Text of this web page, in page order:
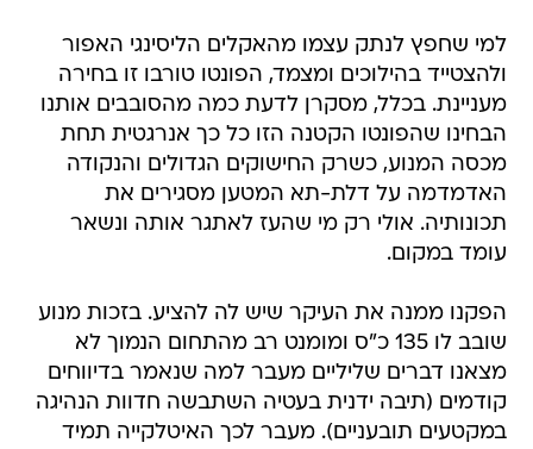
למי שחפץ לנתק עצמו מהאקלים הליסינגי האפור
ולהצטייד בהילוכים ומצמד, הפונטו טורבו זו בחירה
מעניינת. בכלל, מסקרן לדעת כמה מהסובבים אותנו
הבחינו שהפונטו הקטנה הזו כל כך אנרגטית תחת
מכסה המנוע, כשרק החישוקים הגדולים והנקודה
האדמדמה על דלת-תא המטען מסגירים את
תכונותיה. אולי רק מי שהעז לאתגר אותה ונשאר
עומד במקום.
הפקנו ממנה את העיקר שיש לה להציע. בזכות מנוע
שובב לו 135 כ"ס ומומנט רב מהתחום הנמוך לא
מצאנו דברים שליליים מעבר למה שנאמר בדיווחים
קודמים (תיבה ידנית בעטיה השתבשה חדוות הנהיגה
במקטעים תובעניים). מעבר לכך האיטלקייה תמיד